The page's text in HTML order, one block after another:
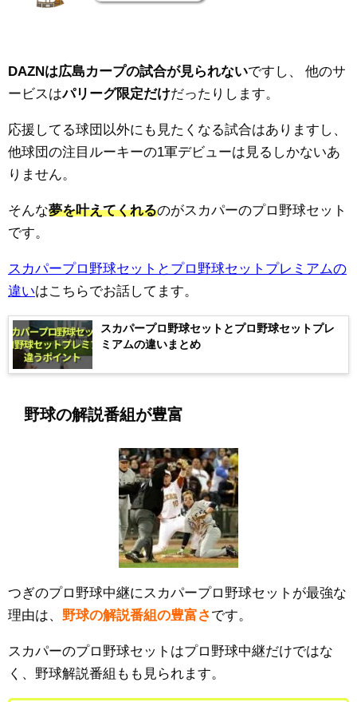
DAZNは広島カープの試合が見られないですし、
他のサ
ービスはパリーグ限定だけだったりします。
応援してる球団以外にも見たくなる試合はありますし、
他球団の注目ルーキーの1軍デビューは見るしかないあ
りません。
そんな夢を叶えてくれるのがスカパーのプロ野球セット
です。
スカパープロ野球セットとプロ野球セットプレミアムの
違いはこちらでお話してます。
スカパープロ野球セットとプロ野球セットプレ
ミアムの違いまとめ
野球の解説番組が豊富
つぎのプロ野球中継にスカパープロ野球セットが最強な
理由は、 野球の解説番組の豊富さです。
スカパーのプロ野球セットはプロ野球中継だけではな
く、野球解説番組もも見られます。